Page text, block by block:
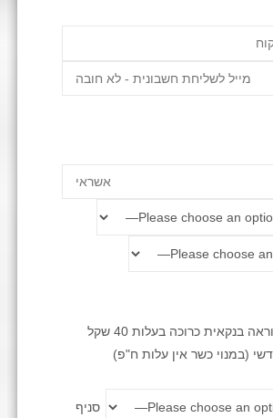
הצטרפות בהוראה בנקאית כרוכה בעלות 40 שקל
סניף